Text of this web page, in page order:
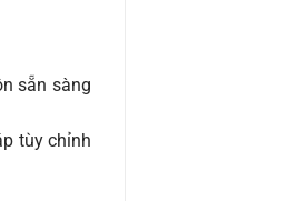
sẵn sàng
tùy chỉnh